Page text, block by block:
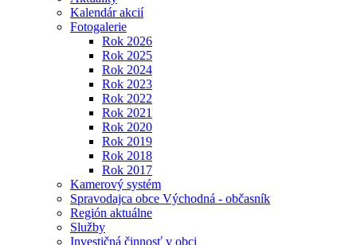
Kalendár akcií
Fotogalerie
Rok 2026
Rok 2025
Rok 2024
Rok 2023
Rok 2022
Rok 2021
Rok 2020
Rok 2019
Rok 2018
Rok 2017
Kamerový systém
Spravodajca obce Východná - občasník
Región aktuálne
Služby
Investičná činnosť v obci